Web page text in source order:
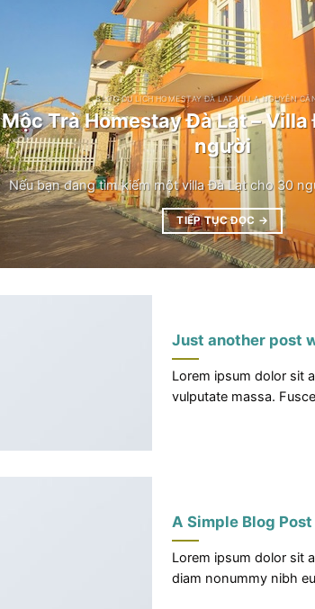
BLOG DU LỊCH HOMESTAY ĐÀ LẠT VILLA NGUYÊN
Mộc Trà Homestay Đà Lạt –
người
Nếu bạn đang tìm kiếm một villa Đà Lạt cho 30
TIẾP TỤC ĐỌC →
Just another post
Lorem ipsum dolor sit
vulputate massa.
A Simple Blog Post
Lorem ipsum dolor sit
diam nonummy nibh